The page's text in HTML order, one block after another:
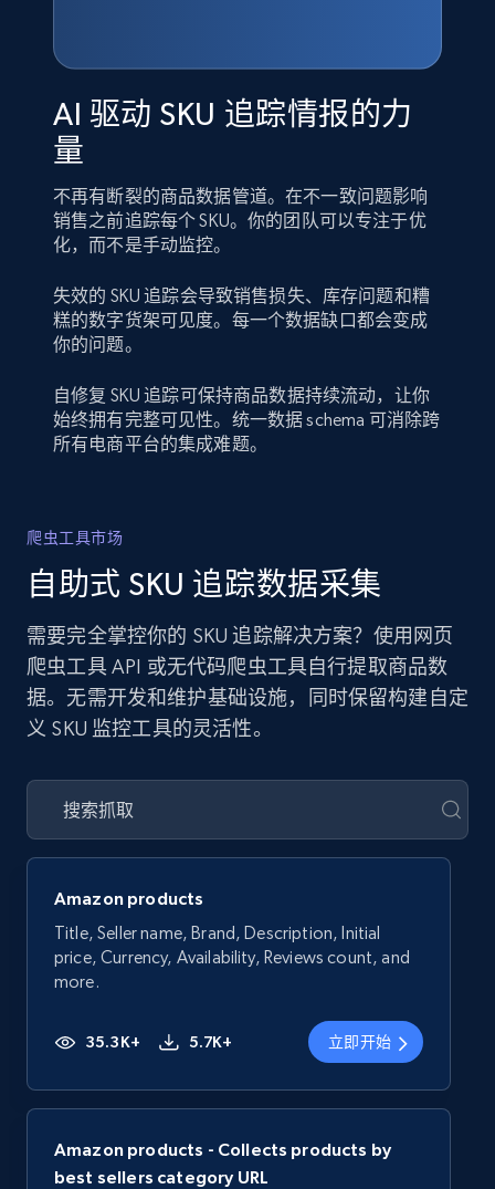
AI 驱动 SKU 追踪情报的力
量
不再有断裂的商品数据管道。在不一致问题影响
销售之前追踪每个 SKU。你的团队可以专注于优
化，而不是手动监控。
失效的 SKU 追踪会导致销售损失、库存问题和糟
糕的数字货架可见度。每一个数据缺口都会变成
你的问题。
自修复 SKU 追踪可保持商品数据持续流动，让你
始终拥有完整可见性。统一数据 schema 可消除跨
所有电商平台的集成难题。
爬虫工具市场
自助式 SKU 追踪数据采集
需要完全掌控你的 SKU 追踪解决方案？使用网页
爬虫工具 API 或无代码爬虫工具自行提取商品数
据。无需开发和维护基础设施，同时保留构建自定
义 SKU 监控工具的灵活性。
Amazon products
Title, Seller name, Brand, Description, Initial
price, Currency, Availability, Reviews count, and
more.
35.3K+ 5.7K+ 立即开始
Amazon products - Collects products by
best sellers category URL